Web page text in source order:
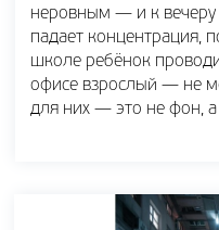
неровным — и к вечеру
падает концентрация,
школе ребёнок
офисе взрослый — не
для них — это не фон, а